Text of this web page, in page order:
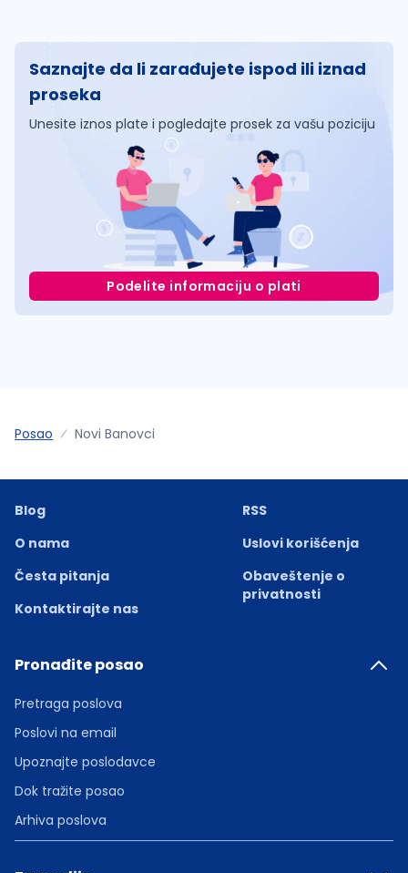
Saznajte da li zarađujete ispod ili iznad
proseka
Unesite iznos plate i pogledajte prosek za vašu poziciju
Podelite informaciju o plati
Posao Novi Banovci
Blog
O nama
Česta pitanja
Kontaktirajte nas
RSS
Uslovi korišćenja
Obaveštenje o
privatnosti
Pronađite posao
Pretraga poslova
Poslovi na email
Upoznajte poslodavce
Dok tražite posao
Arhiva poslova